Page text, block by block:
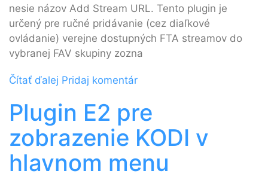
nesie názov Add Stream URL. Tento plugin je
určený pre ručné pridávanie (cez diaľkové
ovládanie) verejne dostupných FTA streamov do
vybranej FAV skupiny zozna
Čítať ďalej Pridaj komentár
Plugin E2 pre
zobrazenie KODI v
hlavnom menu